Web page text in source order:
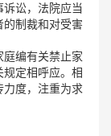
讼，法院应当
制裁和对受害
编有关禁止家
定相呼应。相
力度，注重为求